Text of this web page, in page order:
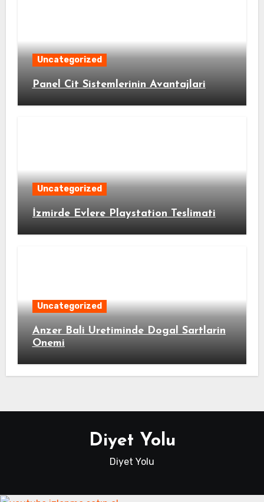
Uncategorized
Panel Cit Sistemlerinin Avantajlari
Uncategorized
İzmirde Evlere Playstation Teslimati
Uncategorized
Anzer Bali Uretiminde Dogal Sartlarin
Onemi
Diyet Yolu
Diyet Yolu